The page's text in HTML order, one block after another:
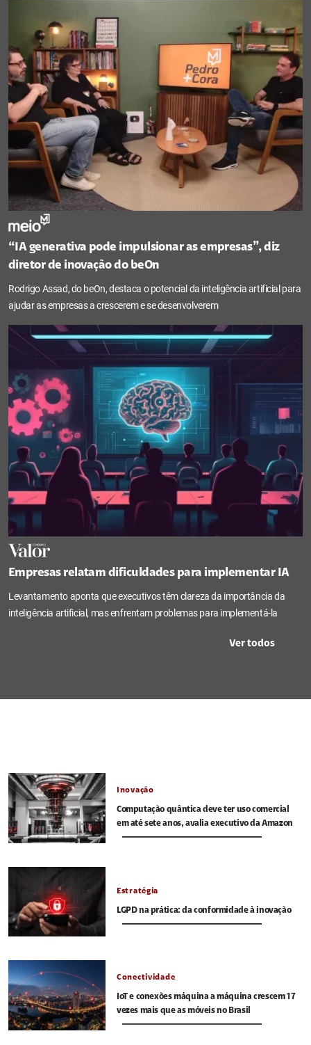
“IA generativa pode impulsionar as empresas”, diz
diretor de inovação do beOn
Rodrigo Assad, do beOn, destaca o potencial da inteligência artificial para
ajudar as empresas a crescerem e se desenvolverem
Empresas relatam dificuldades para implementar IA
Levantamento aponta que executivos têm clareza da importância da
inteligência artificial, mas enfrentam problemas para implementá-la
Ver todos
Inovação
Computação quântica deve ter uso comercial
em até sete anos, avalia executivo da Amazon
Estratégia
LGPD na prática: da conformidade à inovação
Conectividade
IoT e conexões máquina a máquina crescem 17
vezes mais que as móveis no Brasil